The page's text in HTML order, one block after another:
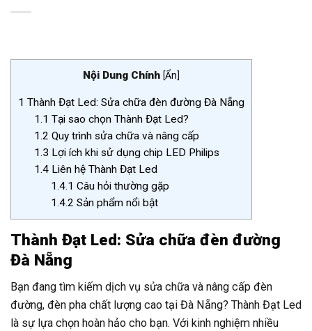
Nội Dung Chính [Ẩn]
1 Thành Đạt Led: Sửa chữa đèn đường Đà Nẵng
1.1 Tại sao chọn Thành Đạt Led?
1.2 Quy trình sửa chữa và nâng cấp
1.3 Lợi ích khi sử dụng chip LED Philips
1.4 Liên hệ Thành Đạt Led
1.4.1 Câu hỏi thường gặp
1.4.2 Sản phẩm nổi bật
Thành Đạt Led: Sửa chữa đèn đường
Đà Nẵng
Bạn đang tìm kiếm dịch vụ sửa chữa và nâng cấp đèn
đường, đèn pha chất lượng cao tại Đà Nẵng? Thành Đạt Led
là sự lựa chọn hoàn hảo cho bạn. Với kinh nghiệm nhiều